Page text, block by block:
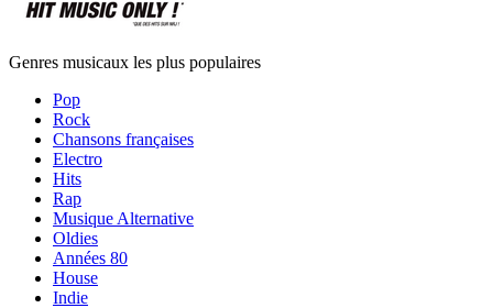
Genres musicaux les plus populaires
Pop
Rock
Chansons françaises
Electro
Hits
Rap
Musique Alternative
Oldies
Années 80
House
Indie